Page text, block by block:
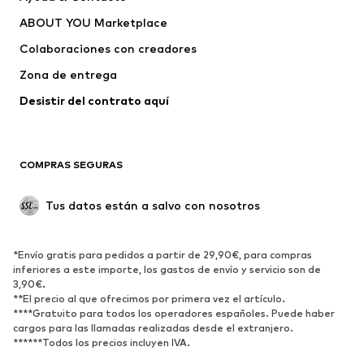
Schmuddelwedda
ABOUT YOU Marketplace
Colaboraciones con creadores
Zona de entrega
Desistir del contrato aquí
COMPRAS SEGURAS
Tus datos están a salvo con nosotros
*Envío gratis para pedidos a partir de 29,90€, para compras
inferiores a este importe, los gastos de envío y servicio son de
3,90€.
**El precio al que ofrecimos por primera vez el artículo.
****Gratuito para todos los operadores españoles. Puede haber
cargos para las llamadas realizadas desde el extranjero.
******Todos los precios incluyen IVA.